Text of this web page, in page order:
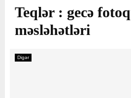
Teqlər : gecə
məsləhətləri
Digər